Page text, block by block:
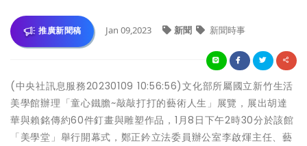
推廣新聞稿 Jan 09,2023 新聞 新聞時事
(中央社訊息服務20230109 10:56:56)文化部所屬國立新竹生活
美學館辦理「童心鐵膽~敲敲打打的藝術人生」展覽，展出胡達
華與賴銘傳約60件釘畫與雕塑作品，1月8日下午2時30分於該館
「美學堂」舉行開幕式，鄭正鈐立法委員辦公室李啟煇主任、藝